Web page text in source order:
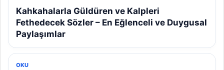
Kahkahalarla Güldüren ve Kalpleri
Fethedecek Sözler – En Eğlenceli ve Duygusal
Paylaşımlar
OKU